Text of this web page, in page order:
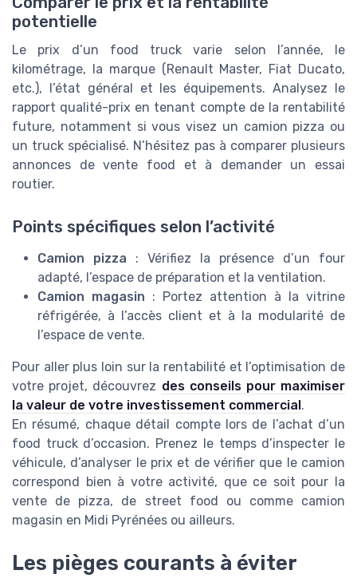
potentielle
Le prix d’un food truck varie selon l’année, le
kilométrage, la marque (Renault Master, Fiat Ducato,
etc.), l’état général et les équipements. Analysez le
rapport qualité-prix en tenant compte de la rentabilité
future, notamment si vous visez un camion pizza ou
un truck spécialisé. N’hésitez pas à comparer plusieurs
annonces de vente food et à demander un essai
routier.
Points spécifiques selon l’activité
Camion pizza : Vérifiez la présence d’un four
adapté, l’espace de préparation et la ventilation.
Camion magasin : Portez attention à la vitrine
réfrigérée, à l’accès client et à la modularité de
l’espace de vente.
Pour aller plus loin sur la rentabilité et l’optimisation de
votre projet, découvrez des conseils pour maximiser
la valeur de votre investissement commercial.
En résumé, chaque détail compte lors de l’achat d’un
food truck d’occasion. Prenez le temps d’inspecter le
véhicule, d’analyser le prix et de vérifier que le camion
correspond bien à votre activité, que ce soit pour la
vente de pizza, de street food ou comme camion
magasin en Midi Pyrénées ou ailleurs.
Les pièges courants à éviter